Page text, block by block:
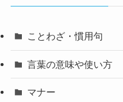
ことわざ・慣用句
言葉の意味や使い方
マナー